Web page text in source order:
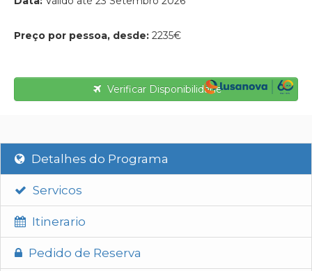
Preço por pessoa, desde: 2235€
Verificar Disponibilidade
Detalhes do Programa
Servicos
Itinerario
Pedido de Reserva